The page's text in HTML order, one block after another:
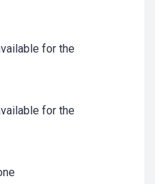
for the
for the